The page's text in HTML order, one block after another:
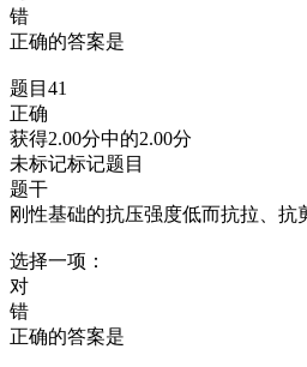
错
正确的答案是
题目41
正确
获得2.00分中的2.00分
未标记标记题目
题干
刚性基础的抗压强度低而抗拉、抗
选择一项：
对
错
正确的答案是